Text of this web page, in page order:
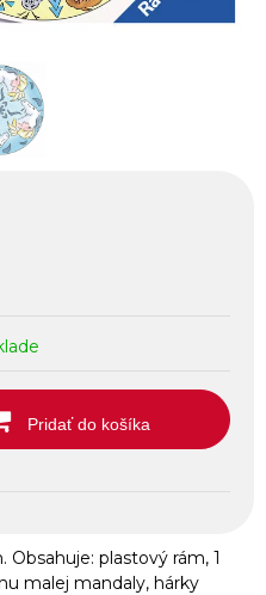
Pridať do košíka
Obsahuje: plastový rám, 1
malej mandaly, hárky